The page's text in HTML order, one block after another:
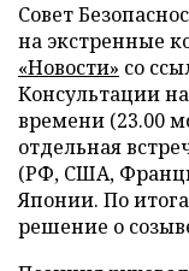
Совет
на экстренные
«Новости» со
Консультации
времени (23.00
отдельная
(РФ, США,
Японии. По
решение о